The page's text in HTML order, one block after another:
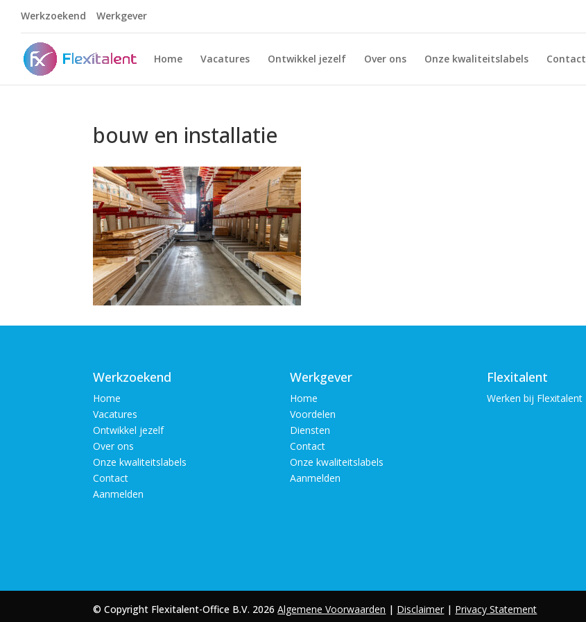
Werkzoekend Werkgever
Home Vacatures Ontwikkel jezelf Over ons Onze kwaliteitslabels Contact
bouw en installatie
Werkzoekend
Home
Vacatures
Ontwikkel jezelf
Over ons
Onze kwaliteitslabels
Contact
Aanmelden
Werkgever
Home
Voordelen
Diensten
Contact
Onze kwaliteitslabels
Aanmelden
Flexitalent
Werken bij Flexitalent
© Copyright Flexitalent-Office B.V. 2026Algemene Voorwaarden | Disclaimer | Privacy Statement